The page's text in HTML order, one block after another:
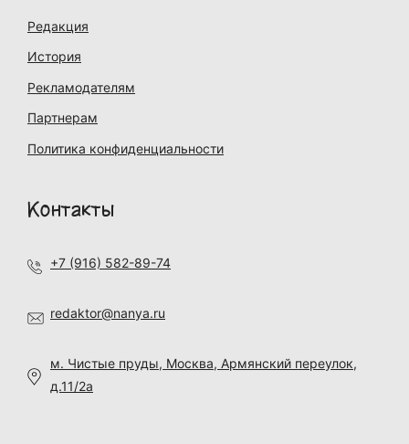
Редакция
История
Рекламодателям
Партнерам
Политика конфиденциальности
Контакты
+7 (916) 582-89-74
redaktor@nanya.ru
м. Чистые пруды, Москва, Армянский переулок,
д.11/2а